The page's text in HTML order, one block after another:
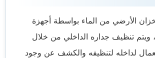
الأرضي من الماء بواسطة أجهزة
تنظيف جداره الداخلي من خلال
لداخله لتنظيفه والكشف عن وجود